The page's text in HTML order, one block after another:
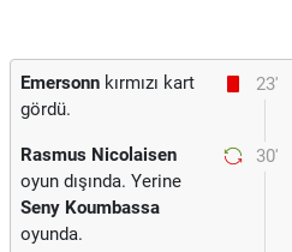
23'
Emersonn kırmızı kart
gördü.
30'
Rasmus Nicolaisen
oyun dışında. Yerine
Seny Koumbassa
oyunda.